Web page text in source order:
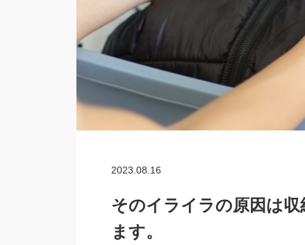
2023.08.16
そのイライラの原因は
ます。